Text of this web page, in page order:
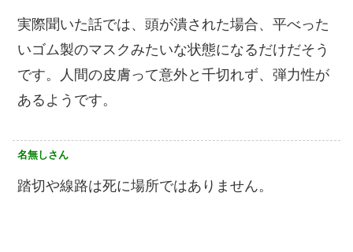
実際聞いた話では、頭が潰された場合、平べった
いゴム製のマスクみたいな状態になるだけだそう
です。人間の皮膚って意外と千切れず、弾力性が
あるようです。
名無しさん
踏切や線路は死に場所ではありません。